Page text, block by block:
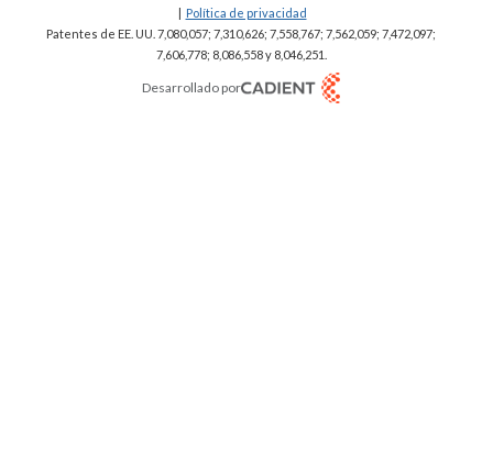
| Política de privacidad
Patentes de EE. UU. 7,080,057; 7,310,626; 7,558,767; 7,562,059; 7,472,097;
7,606,778; 8,086,558 y 8,046,251.
Desarrollado por